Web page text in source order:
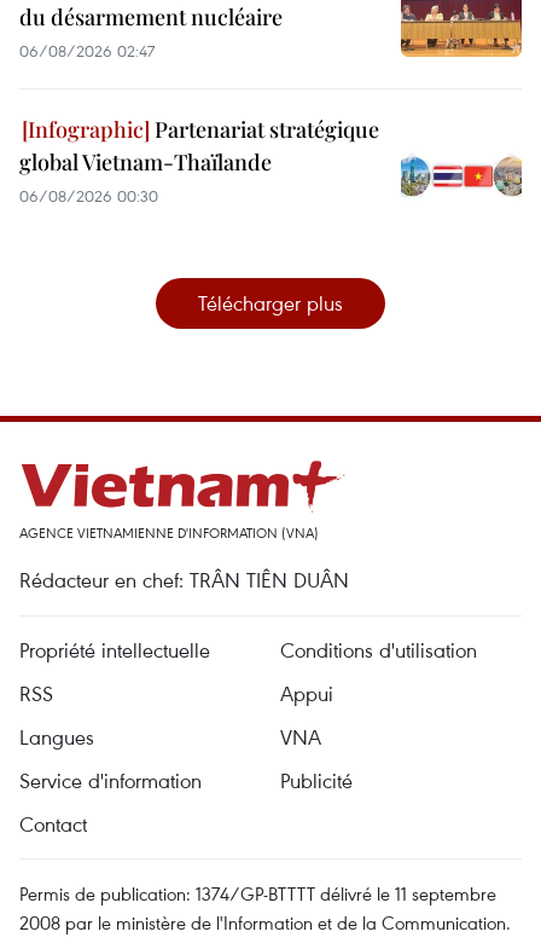
du désarmement nucléaire
06/08/2026 02:47
Partenariat stratégique
global Vietnam-Thaïlande
06/08/2026 00:30
Télécharger plus
AGENCE VIETNAMIENNE D'INFORMATION (VNA)
Rédacteur en chef: TRÂN TIÊN DUÂN
Propriété intellectuelle
Conditions d'utilisation
RSS
Appui
Langues
VNA
Service d'information
Publicité
Contact
Permis de publication: 1374/GP-BTTTT délivré le 11 septembre
2008 par le ministère de l'Information et de la Communication.